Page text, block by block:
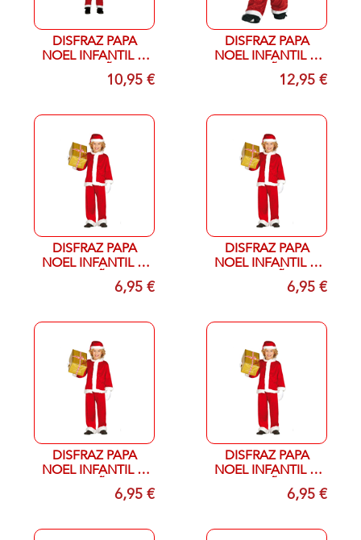
DISFRAZ PAPA
NOEL INFANTIL T-
10/12 AÑOS10,95 €
DISFRAZ PAPA
NOEL INFANTIL T-
2/3 AÑOS12,95 €
DISFRAZ PAPA
NOEL INFANTIL T-
3/4 AÑOS6,95 €
DISFRAZ PAPA
NOEL INFANTIL T-
10/12 AÑOS6,95 €
DISFRAZ PAPA
NOEL INFANTIL T-
4/7 AÑOS6,95 €
DISFRAZ PAPA
NOEL INFANTIL T-
7/9 AÑOS6,95 €